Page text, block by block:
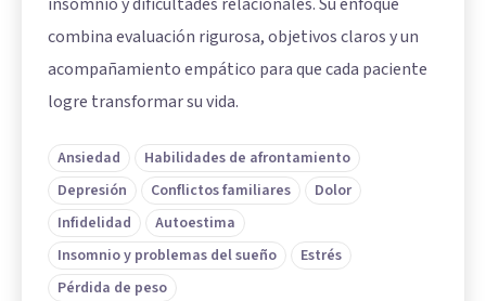
combina evaluación rigurosa, objetivos claros y un
acompañamiento empático para que cada paciente
logre transformar su vida.
Ansiedad
Habilidades de afrontamiento
Depresión
Conflictos familiares
Dolor
Infidelidad
Autoestima
Insomnio y problemas del sueño
Estrés
Pérdida de peso